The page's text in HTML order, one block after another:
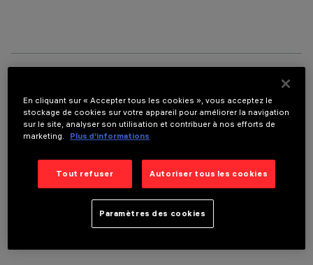
DONNÉES TECHNIQUES
DERNIÈRE MISE À JOUR: 06/08/2026
En cliquant sur « Accepter tous les cookies », vous acceptez le
stockage de cookies sur votre appareil pour améliorer la navigation
sur le site, analyser son utilisation et contribuer à nos efforts de
marketing.
Plus d’informations
Tout refuser Autoriser tous les cookies
Paramètres des cookies